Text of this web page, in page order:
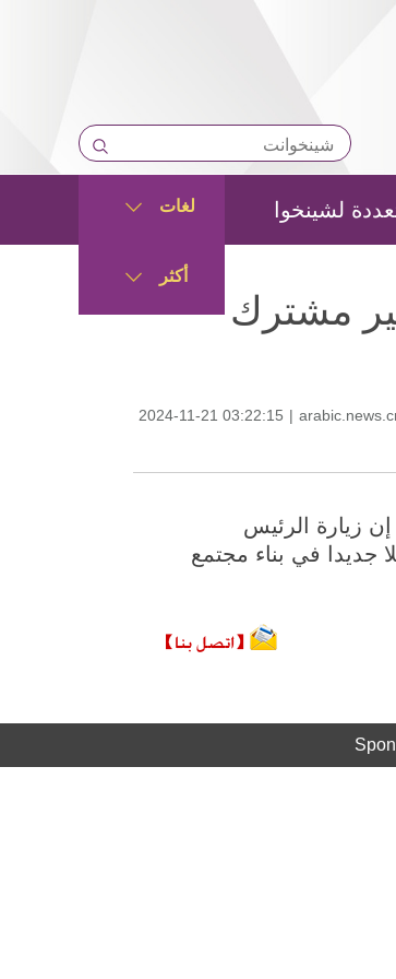
لشينخوا لغات
أكثر
مشترك
2024-11-21 03:22:15 |
إن زيارة الرئيس
جديدا في بناء مجتمع